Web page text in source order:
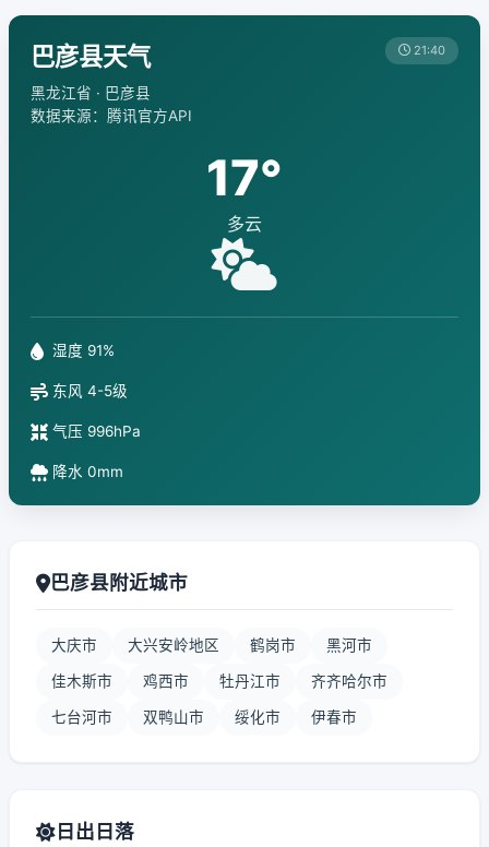
巴彦县天气
黑龙江省 · 巴彦县
数据来源：腾讯官方API
21:40
17°
多云
湿度 91%
东风 4-5级
气压 996hPa
降水 0mm
巴彦县附近城市
大庆市 大兴安岭地区 鹤岗市 黑河市
佳木斯市 鸡西市 牡丹江市 齐齐哈尔市
七台河市 双鸭山市 绥化市 伊春市
日出日落